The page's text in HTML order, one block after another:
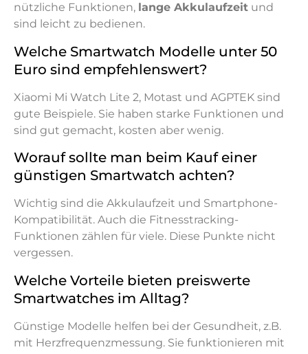
nützliche Funktionen, lange Akkulaufzeit und
sind leicht zu bedienen.
Welche Smartwatch Modelle unter 50
Euro sind empfehlenswert?
Xiaomi Mi Watch Lite 2, Motast und AGPTEK sind
gute Beispiele. Sie haben starke Funktionen und
sind gut gemacht, kosten aber wenig.
Worauf sollte man beim Kauf einer
günstigen Smartwatch achten?
Wichtig sind die Akkulaufzeit und Smartphone-
Kompatibilität. Auch die Fitnesstracking-
Funktionen zählen für viele. Diese Punkte nicht
vergessen.
Welche Vorteile bieten preiswerte
Smartwatches im Alltag?
Günstige Modelle helfen bei der Gesundheit, z.B.
mit Herzfrequenzmessung. Sie funktionieren mit